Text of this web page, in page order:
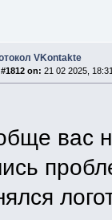
VKontakte
on: 21 02 2025,
вас